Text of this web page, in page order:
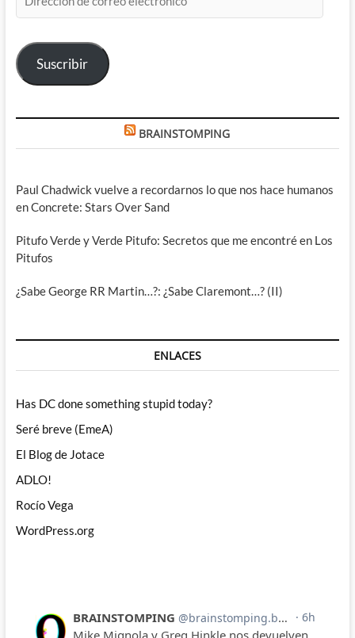
de
electrónico
Suscribir
BRAINSTOMPING
Paul Chadwick vuelve a recordarnos lo que nos hace humanos
en Concrete: Stars Over Sand
Pitufo Verde y Verde Pitufo: Secretos que me encontré en Los
Pitufos
¿Sabe George RR Martin…?: ¿Sabe Claremont…? (II)
ENLACES
Has DC done something stupid today?
Seré breve (EmeA)
El Blog de Jotace
ADLO!
Rocío Vega
WordPress.org